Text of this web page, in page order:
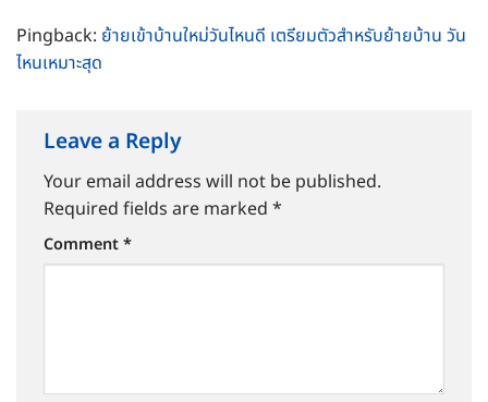
Pingback: ย้ายเข้าบ้านใหม่วันไหนดี เตรียมตัวสำหรับย้ายบ้าน วัน
ไหนเหมาะสุด
Leave a Reply
Your email address will not be published.
Required fields are marked *
Comment*